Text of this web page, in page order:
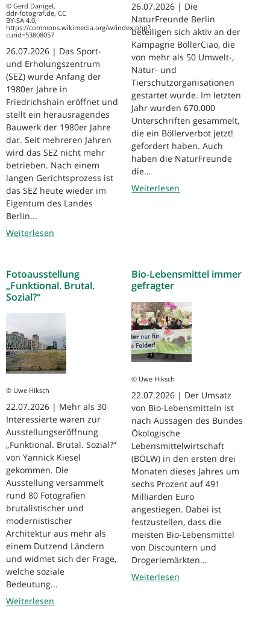
© Gerd Danigel,
ddr-fotograf.de, CC
BY-SA 4.0,
https://commons.wikimedia.org/w/index.php?
curid=53808057
26.07.2026 | Das Sport-
und Erholungszentrum
(SEZ) wurde Anfang der
1980er Jahre in
Friedrichshain eröffnet und
stellt ein herausragendes
Bauwerk der 1980er Jahre
dar. Seit mehreren Jahren
wird das SEZ nicht mehr
betrieben. Nach einem
langen Gerichtsprozess ist
das SEZ heute wieder im
Eigentum des Landes
Berlin...
Weiterlesen
26.07.2026 | Die
NaturFreunde Berlin
beteiligen sich aktiv an der
Kampagne BöllerCiao, die
von mehr als 50 Umwelt-,
Natur- und
Tierschutzorganisationen
gestartet wurde. Im letzten
Jahr wurden 670.000
Unterschriften gesammelt,
die ein Böllerverbot jetzt!
gefordert haben. Auch
haben die NaturFreunde
die...
Weiterlesen
Fotoausstellung
„Funktional. Brutal.
Sozial?“
© Uwe Hiksch
22.07.2026 | Mehr als 30
Interessierte waren zur
Ausstellungseröffnung
„Funktional. Brutal. Sozial?“
von Yannick Kiesel
gekommen. Die
Ausstellung versammelt
rund 80 Fotografien
brutalistischer und
modernistischer
Architektur aus mehr als
einem Dutzend Ländern
und widmet sich der Frage,
welche soziale
Bedeutung...
Weiterlesen
Bio-Lebensmittel immer
gefragter
© Uwe Hiksch
22.07.2026 | Der Umsatz
von Bio-Lebensmitteln ist
nach Aussagen des Bundes
Ökologische
Lebensmittelwirtschaft
(BÖLW) in den ersten drei
Monaten dieses Jahres um
sechs Prozent auf 491
Milliarden Euro
angestiegen. Dabei ist
festzustellen, dass die
meisten Bio-Lebensmittel
von Discountern und
Drogeriemärkten...
Weiterlesen